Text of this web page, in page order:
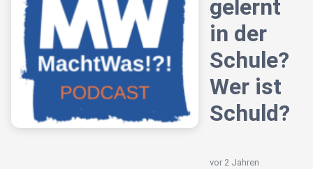
gelernt
in der
Schule?
Wer ist
Schuld?
vor 2 Jahren